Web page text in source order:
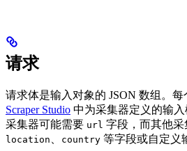
请求
请求体是输入对象的 JSON 数组。
Scraper Studio 中为采集器定义的输
采集器可能需要 url 字段，而其他
location country 等字段或自定义